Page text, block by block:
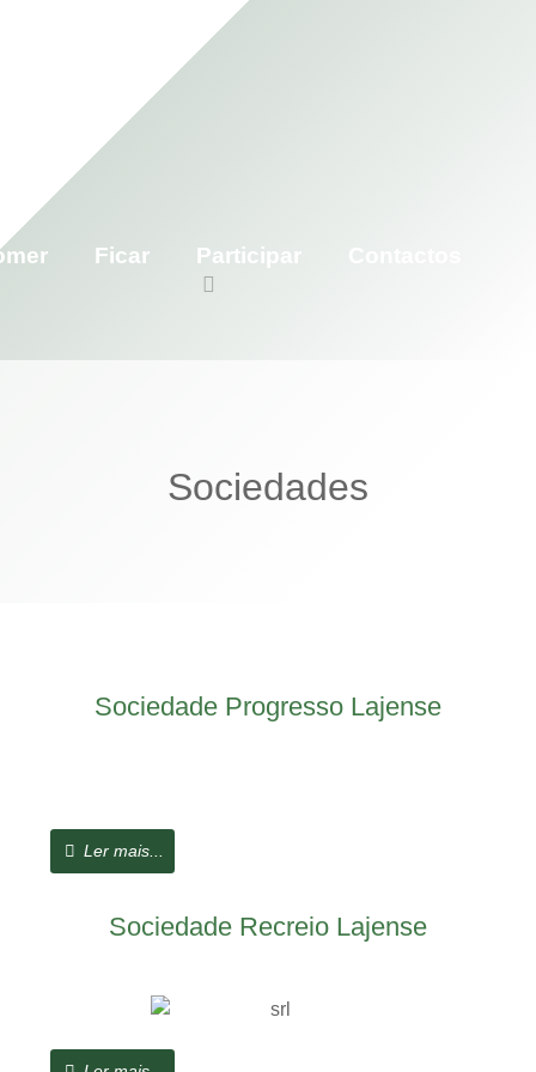
Ficar Participar
Sociedades
Sociedade Progresso Lajense
Ler mais...
Sociedade Recreio Lajense